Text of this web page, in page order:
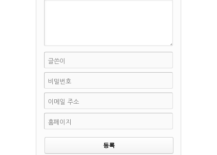
글쓴이
비밀번호
이메일 주소
홈페이지